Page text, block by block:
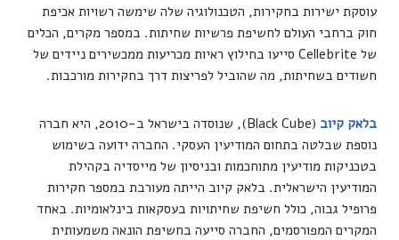
עוסקת ישירות בחקירות, הטכנולוגיה שלה שימשה רשויות אכיפת
חוק ברחבי העולם לחשיפת פרשיות שחיתות. במספר מקרים, הכלים
של Cellebrite סייעו בחילוץ ראיות מכריעות ממכשירים ניידים של
חשודים בשחיתות, מה שהוביל לפריצות דרך בחקירות מורכבות.
בלאק קיוב
(Black Cube), שנוסדה בישראל ב-2010, היא חברה
נוספת שבלטה בתחום המודיעין העסקי. החברה ידועה בשימוש
בטכניקות מודיעין מתוחכמות ובניסיון של מייסדיה בקהילת
המודיעין הישראלית. בלאק קיוב הייתה מעורבת במספר חקירות
פרופיל גבוה, כולל חשיפת שחיתויות בעסקאות בינלאומיות. באחד
המקרים המפורסמים, החברה סייעה בחשיפת הונאה משמעותית